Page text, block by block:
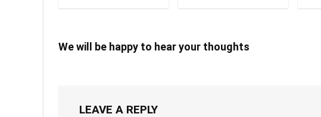
We will be happy to hear your thoughts
LEAVE A REPLY